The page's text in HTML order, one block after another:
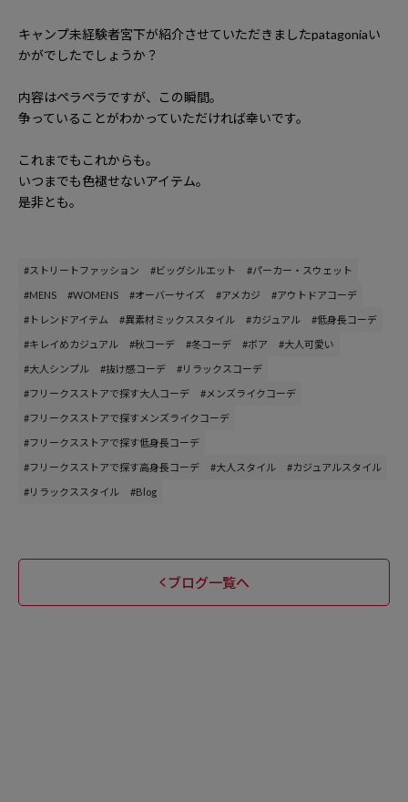
キャンプ未経験者宮下が紹介させていただきましたpatagoniaい
かがでしたでしょうか？
内容はペラペラですが、この瞬間。
争っていることがわかっていただければ幸いです。
これまでもこれからも。
いつまでも色褪せないアイテム。
是非とも。
#ストリートファッション #ビッグシルエット #パーカー・スウェット
#MENS #WOMENS #オーバーサイズ #アメカジ #アウトドアコーデ
#トレンドアイテム #異素材ミックススタイル #カジュアル #低身長コーデ
#キレイめカジュアル #秋コーデ #冬コーデ #ボア #大人可愛い
#大人シンプル #抜け感コーデ #リラックスコーデ
#フリークスストアで探す大人コーデ #メンズライクコーデ
#フリークスストアで探すメンズライクコーデ
#フリークスストアで探す低身長コーデ
#フリークスストアで探す高身長コーデ #大人スタイル #カジュアルスタイル
#リラックススタイル #Blog
ブログ一覧へ